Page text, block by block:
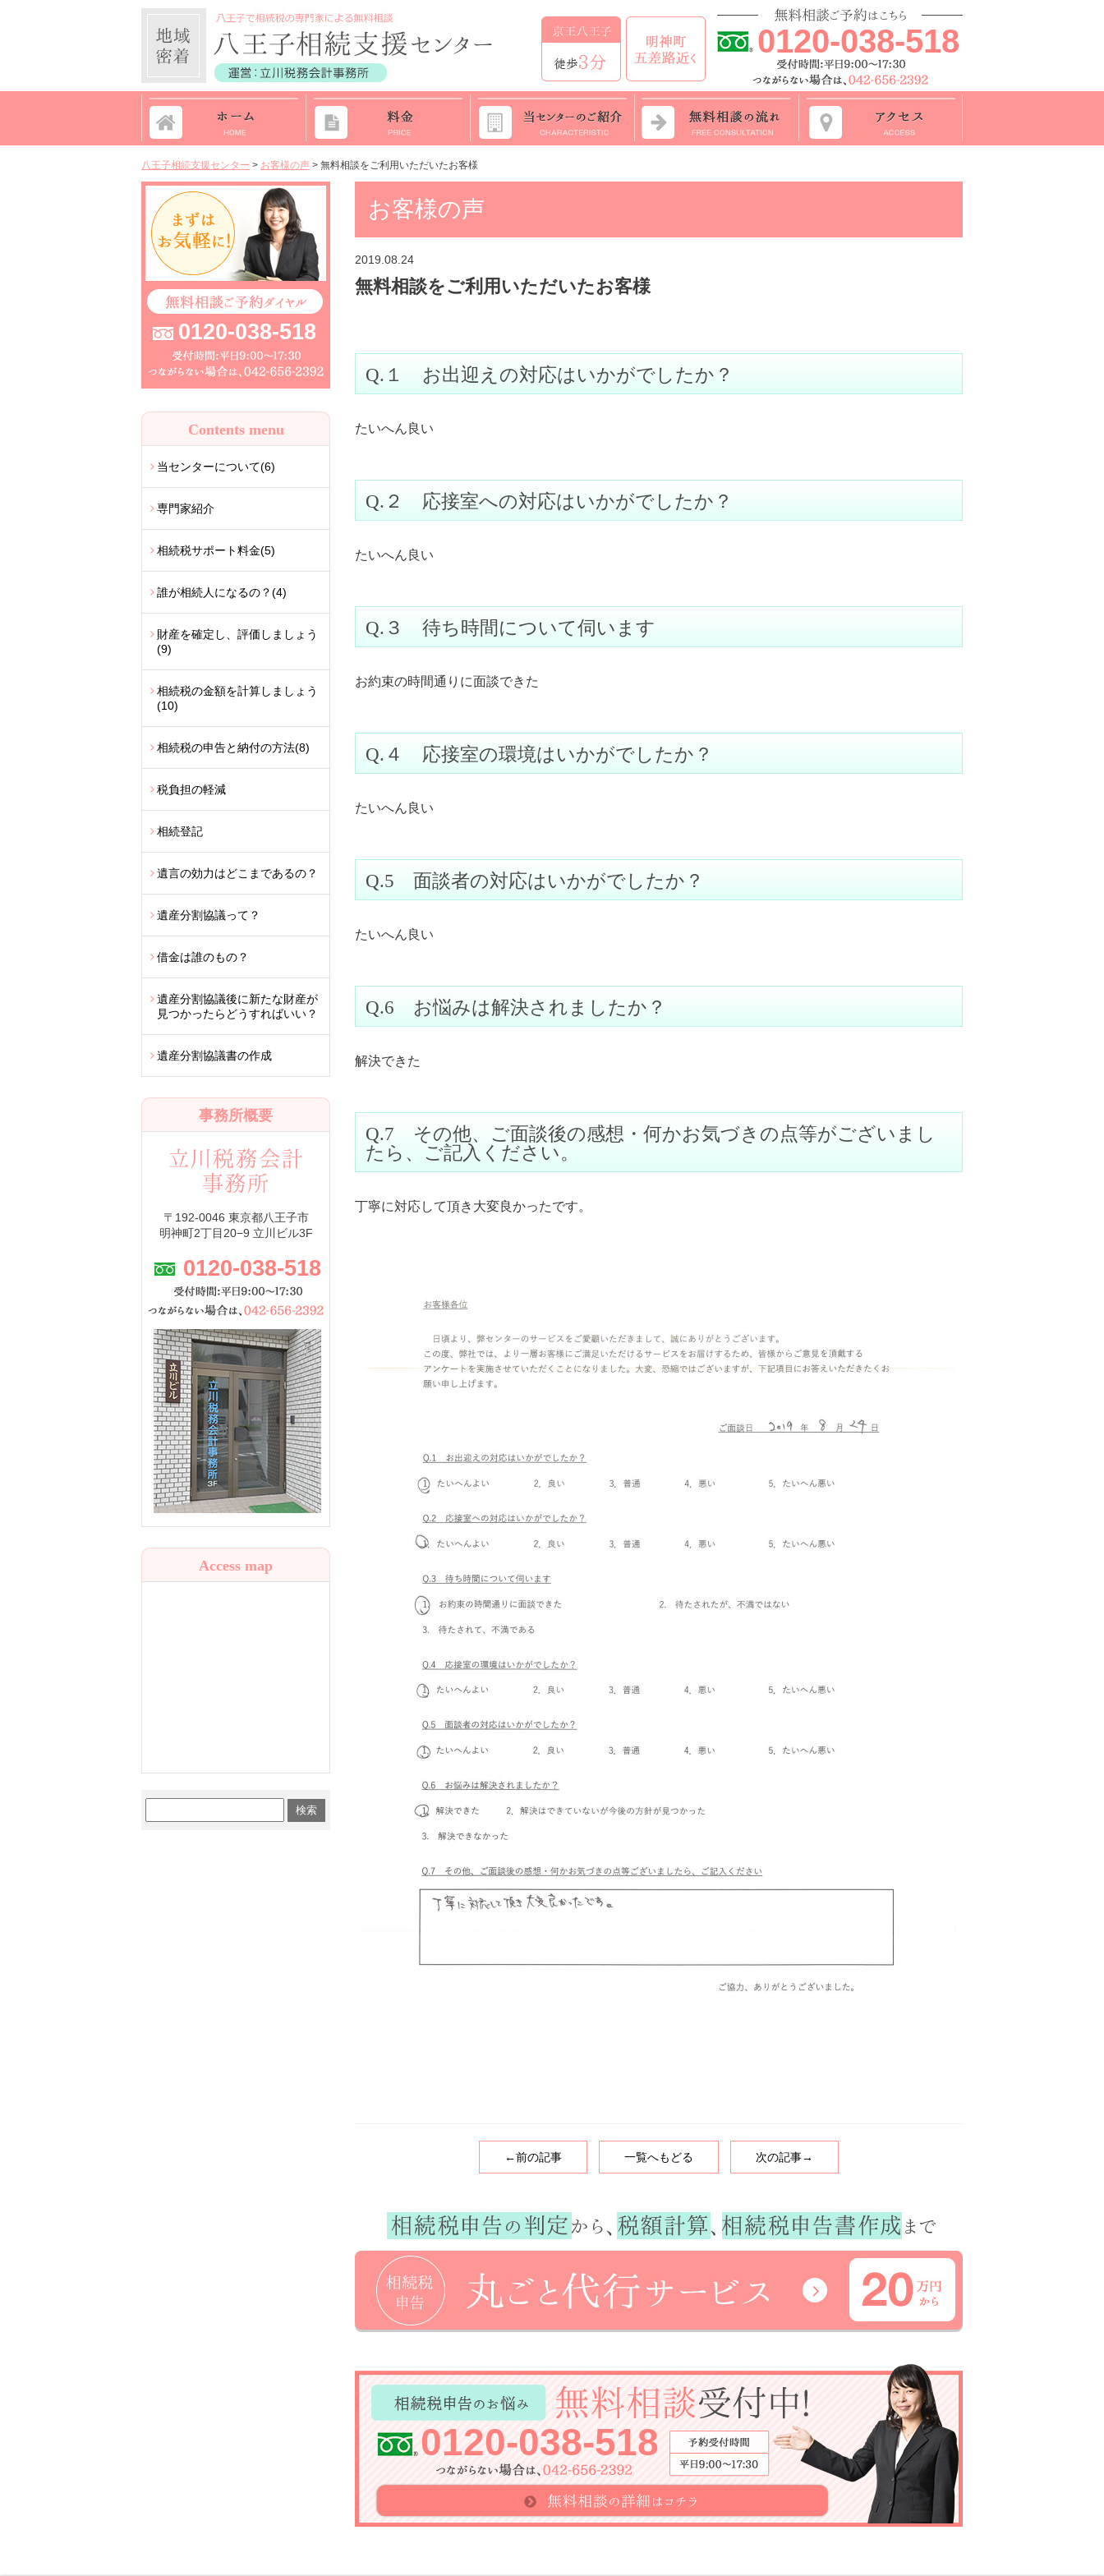
0120-038-518
八王子相続支援センター > お客様の声 > 無料相談をご利用いただいたお客様
お客様の声
2019.08.24
無料相談をご利用いただいたお客様
Q.１ お出迎えの対応はいかがでしたか？
たいへん良い
Q.２ 応接室への対応はいかがでしたか？
たいへん良い
Q.３ 待ち時間について伺います
お約束の時間通りに面談できた
Q.４ 応接室の環境はいかがでしたか？
たいへん良い
Q.5 面談者の対応はいかがでしたか？
たいへん良い
Q.6 お悩みは解決されましたか？
解決できた
Q.7 その他、ご面談後の感想・何かお気づきの点等がございまし
たら、ご記入ください。
丁寧に対応して頂き大変良かったです。
←前の記事 一覧へもどる 次の記事→
0120-038-518
0120-038-518
Contents menu
当センターについて(6)
専門家紹介
相続税サポート料金(5)
誰が相続人になるの？(4)
財産を確定し、評価しましょう
(9)
相続税の金額を計算しましょう
(10)
相続税の申告と納付の方法(8)
税負担の軽減
相続登記
遺言の効力はどこまであるの？
遺産分割協議って？
借金は誰のもの？
遺産分割協議後に新たな財産が
見つかったらどうすればいい？
遺産分割協議書の作成
事務所概要
〒192-0046 東京都八王子市
明神町2丁目20−9 立川ビル3F
0120-038-518
Access map